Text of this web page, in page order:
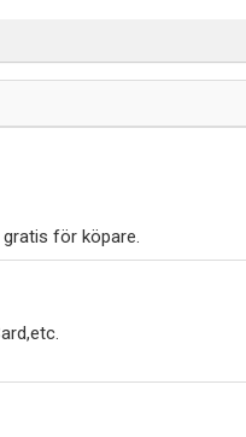
gratis för köpare.